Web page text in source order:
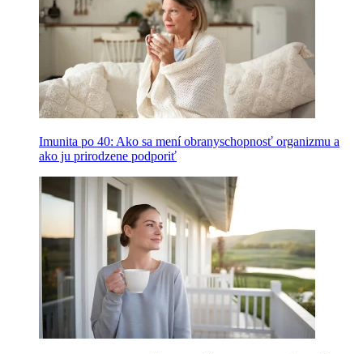
Imunita po 40: Ako sa mení obranyschopnosť organizmu a
ako ju prirodzene podporiť